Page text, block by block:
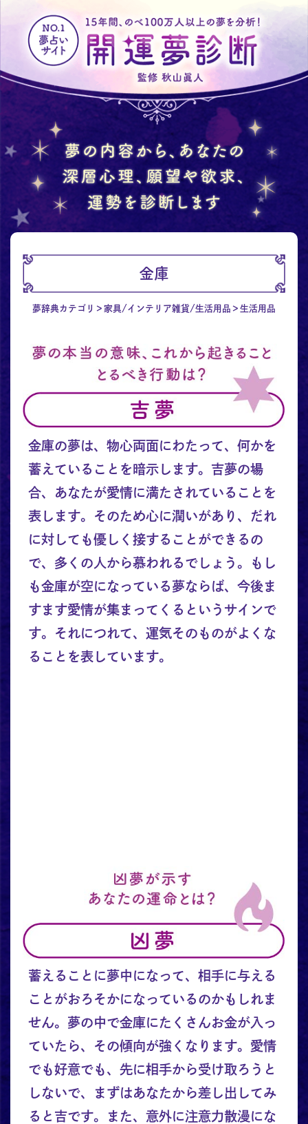
金庫
夢辞典カテゴリ 家具/インテリア雑貨/生活用品 生活用品
金庫の夢は、物心両面にわたって、何かを
蓄えていることを暗示します。吉夢の場
合、あなたが愛情に満たされていることを
表します。そのため心に潤いがあり、だれ
に対しても優しく接することができるの
で、多くの人から慕われるでしょう。もし
も金庫が空になっている夢ならば、今後ま
すます愛情が集まってくるというサインで
す。それにつれて、運気そのものがよくな
ることを表しています。
蓄えることに夢中になって、相手に与える
ことがおろそかになっているのかもしれま
せん。夢の中で金庫にたくさんお金が入っ
ていたら、その傾向が強くなります。愛情
でも好意でも、先に相手から受け取ろうと
しないで、まずはあなたから差し出してみ
ると吉です。また、意外に注意力散漫にな